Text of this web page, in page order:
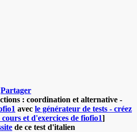
Partager
: coordination et alternative -
avec le générateur de tests - créez
cours et d'exercices de fiofio1]
de ce test d'italien